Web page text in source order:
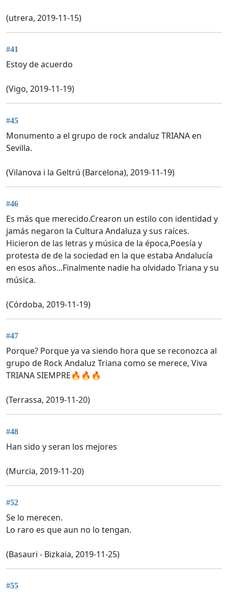
(utrera, 2019-11-15)
#41
Estoy de acuerdo
(Vigo, 2019-11-19)
#45
Monumento a el grupo de rock andaluz TRIANA en
Sevilla.
(Vilanova i la Geltrú (Barcelona), 2019-11-19)
#46
Es más que merecido.Crearon un estilo con identidad y
jamás negaron la Cultura Andaluza y sus raíces.
Hicieron de las letras y música de la época,Poesía y
protesta de de la sociedad en la que estaba Andalucía
en esos años...Finalmente nadie ha olvidado Triana y su
música.
(Córdoba, 2019-11-19)
#47
Porque? Porque ya va siendo hora que se reconozca al
grupo de Rock Andaluz Triana como se merece, Viva
TRIANA SIEMPRE🔥🔥🔥
(Terrassa, 2019-11-20)
#48
Han sido y seran los mejores
(Murcia, 2019-11-20)
#52
Se lo merecen.
Lo raro es que aun no lo tengan.
(Basauri - Bizkaia, 2019-11-25)
#55